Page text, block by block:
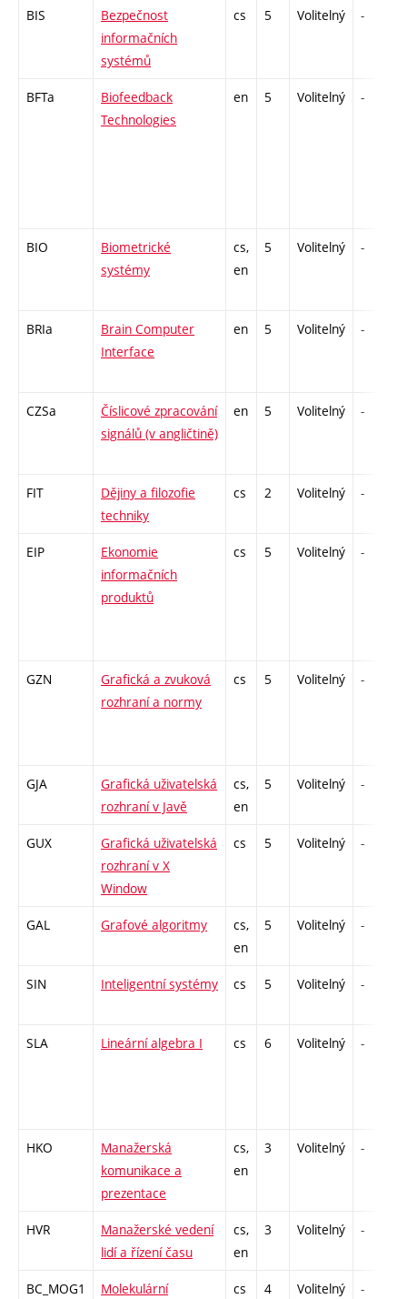
BIS
Bezpečnost
informačních
systémů
cs 5 Volitelný -
BFTa
Biofeedback
Technologies
en 5 Volitelný -
BIO
Biometrické
systémy
cs,
en
5 Volitelný -
BRIa
Brain Computer
Interface
en 5 Volitelný -
CZSa
Číslicové zpracování
signálů (v angličtině)
en 5 Volitelný -
FIT
Dějiny a filozofie
techniky
cs 2 Volitelný -
EIP
Ekonomie
informačních
produktů
cs 5 Volitelný -
GZN
Grafická a zvuková
rozhraní a normy
cs 5 Volitelný -
GJA
Grafická uživatelská
rozhraní v Javě
cs,
en
5 Volitelný -
GUX
Grafická uživatelská
rozhraní v X
Window
cs 5 Volitelný -
GAL Grafové algoritmy
cs,
en
5 Volitelný -
SIN Inteligentní systémy cs 5 Volitelný -
SLA Lineární algebra I cs 6 Volitelný -
HKO
Manažerská
komunikace a
prezentace
cs,
en
3 Volitelný -
HVR
Manažerské vedení
lidí a řízení času
cs,
en
3 Volitelný -
BC_MOG1
Molekulární
cs 4 Volitelný -